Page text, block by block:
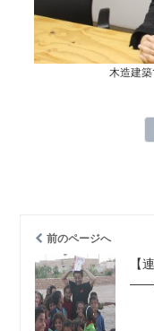
木造建
前のページへ
【
――